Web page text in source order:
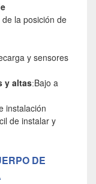
la posición de
y sensores
y altas:Bajo a
instalación
de instalar y
DE